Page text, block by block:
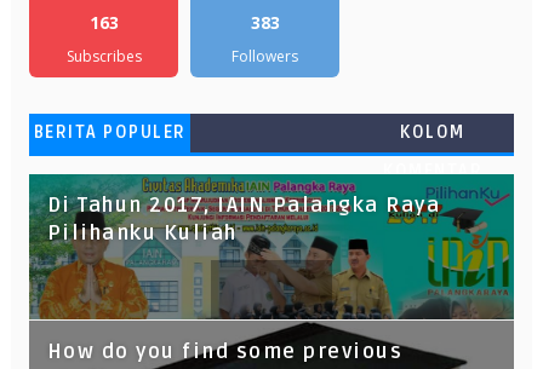
163
Subscribes
383
Followers
BERITA POPULER
KOLOM
KOMENTAR
Di Tahun 2017, IAIN Palangka Raya
Pilihanku Kuliah
How do you find some previous